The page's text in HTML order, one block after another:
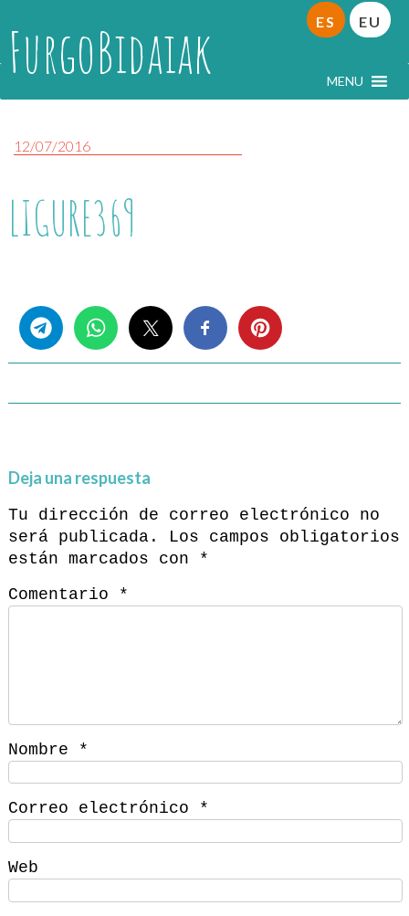
FurgoBidaiak MENU
ES EU
12/07/2016
LIGURE369
Deja una respuesta
Tu dirección de correo electrónico no
será publicada.
Los campos obligatorios
están marcados con
*
Comentario
*
Nombre *
Correo electrónico *
Web